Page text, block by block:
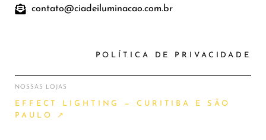
contato@ciadeiluminacao.com.br
POLÍTICA DE PRIVACIDADE
NOSSAS LOJAS
EFFECT LIGHTING — CURITIBA E SÃO
PAULO ↗